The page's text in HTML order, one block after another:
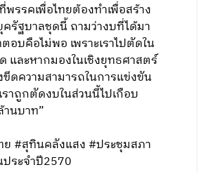
รรคเพื่อไทยต้องทำเพื่อสร้าง
รัฐบาลชุดนี้ ถามว่างบที่ได้มา
อบคือไม่พอ เพราะเราไปตัดใน
และหากมองในเชิงยุทธศาสตร์
ขีดความสามารถในการแข่งขัน
ราถูกตัดงบในส่วนนี้ไปเกือบ
นบาท”
ย #สุทินคลังแสง #ประชุมสภา
ระจำปี2570